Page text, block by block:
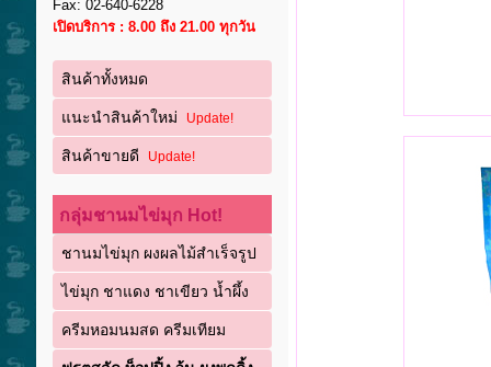
Fax: 02-640-6228
เปิดบริการ : 8.00 ถึง 21.00 ทุกวัน
สินค้าทั้งหมด
แนะนำสินค้าใหม่ Update!
สินค้าขายดี Update!
กลุ่มชานมไข่มุก Hot!
ชานมไข่มุก ผงผลไม้สำเร็จรูป
ไข่มุก ชาแดง ชาเขียว น้ำผึ้ง
ครีมหอมนมสด ครีมเทียม